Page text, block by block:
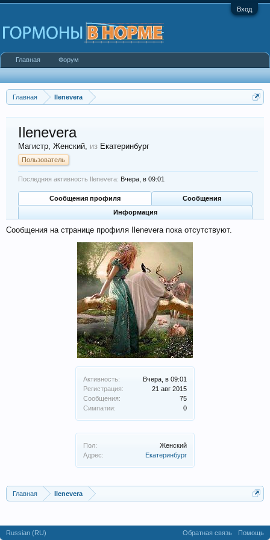
Вход
Главная Ilenevera
Активность:
Вчера, в 09:01
Регистрация:
21 авг 2015
Сообщения:
75
Симпатии:
0
Пол:
Женский
Адрес:
Екатеринбург
Ilenevera
Магистр, Женский, из Екатеринбург
Пользователь
Последняя активность Ilenevera: Вчера, в 09:01
Сообщения профиля
Сообщения
Информация
Сообщения на странице профиля Ilenevera пока отсутствуют.
Главная Ilenevera
Главная Форум
Russian (RU) Обратная связь Помощь